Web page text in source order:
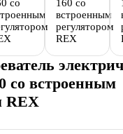
со встроенным
REX